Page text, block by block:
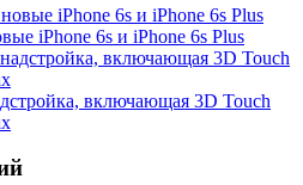
iPhone 6s и iPhone 6s Plus
включающая 3D Touch